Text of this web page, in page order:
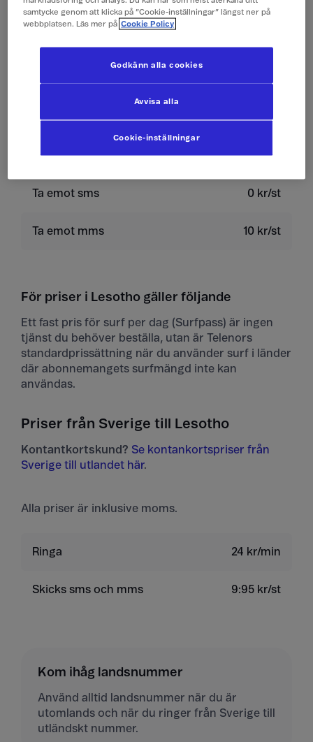
Ringa och ta emot
Ringa röstbrevlåda 19 kr/min
Skicka sms 4 kr/st
Skicka mms 10 kr/st
Ta emot sms 0 kr/st
Ta emot mms 10 kr/st
För priser i Lesotho gäller följande
Ett fast pris för surf per dag (Surfpass) är ingen
tjänst du behöver beställa, utan är Telenors
standardprissättning när du använder surf i länder
där abonnemangets surfmängd inte kan
användas.
Priser från Sverige till Lesotho
Kontantkortskund? Se kontankortspriser från
Sverige till utlandet här.
Alla priser är inklusive moms.
Ringa 24 kr/min
Skicks sms och mms 9:95 kr/st
Kom ihåg landsnummer
Använd alltid landsnummer när du är
utomlands och när du ringer från Sverige till
utländskt nummer.
samtycke genom att klicka på ”Cookie-inställningar” längst ner på
webbplatsen. Läs mer på Cookie Policy
Cookie-inställningar
Avvisa alla
Godkänn alla cookies